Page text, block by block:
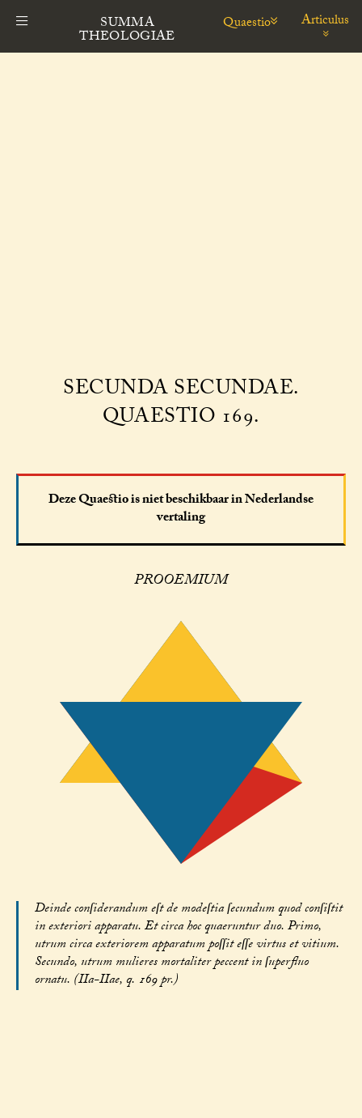
SUMMA
THEOLOGIAE
Quaestio Articulus
SECUNDA SECUNDAE.
QUAESTIO 169.
Deze Quaestio is niet beschikbaar in Nederlandse
vertaling
PROOEMIUM
Deinde conſiderandum eſt de modeſtia ſecundum quod conſiſtit
in exteriori apparatu. Et circa hoc quaeruntur duo. Primo,
utrum circa exteriorem apparatum poſſit eſſe virtus et vitium.
Secundo, utrum mulieres mortaliter peccent in ſuperfluo
ornatu. (IIa-IIae, q. 169 pr.)